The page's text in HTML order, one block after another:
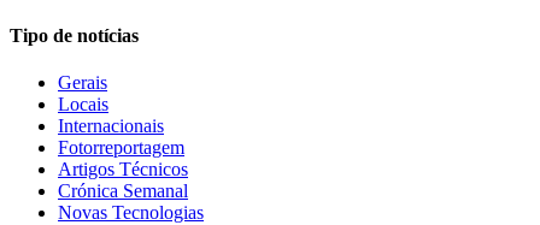
Tipo de notícias
Gerais
Locais
Internacionais
Fotorreportagem
Artigos Técnicos
Crónica Semanal
Novas Tecnologias